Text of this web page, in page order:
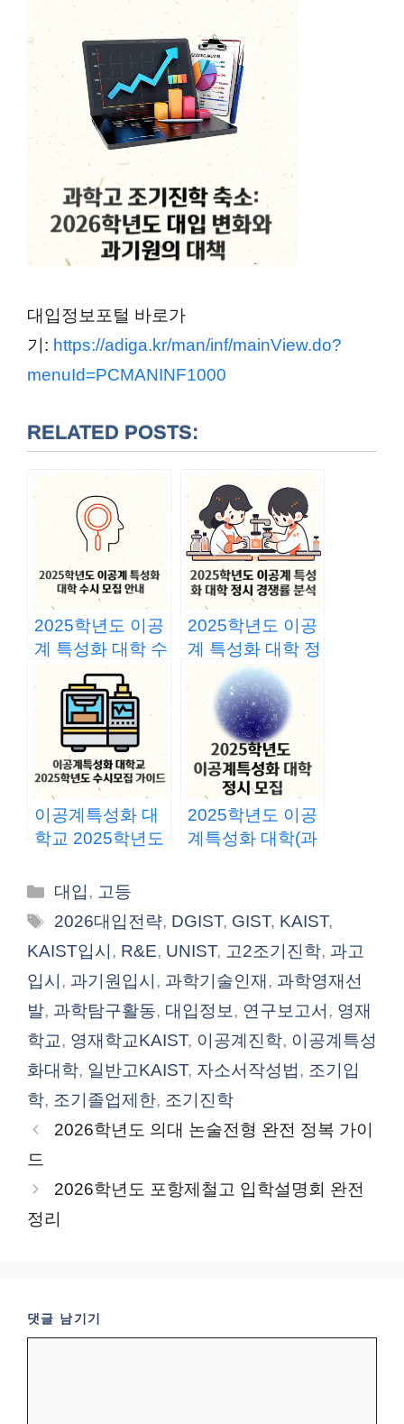
대입정보포털 바로가
기: https://adiga.kr/man/inf/mainView.do?
menuId=PCMANINF1000
RELATED POSTS:
2025학년도 이공
계 특성화 대학 수
시 모집 안내
2025학년도 이공
계 특성화 대학 정
시 경쟁률 분석
이공계특성화 대
학교 2025학년도
2025학년도 이공
계특성화 대학(과
카
테
대입, 고등
태
그
2026대입전략, DGIST, GIST, KAIST,
KAIST입시 , R&E, UNIST, 고2조기진학, 과고
입시 , 과기원입시 , 과학기술인재 , 과학영재선
발, 과학탐구활동, 대입정보, 연구보고서 , 영재
학교, 영재학교KAIST, 이공계진학, 이공계특성
화대학, 일반고KAIST, 자소서작성법, 조기입
학, 조기졸업제한, 조기진학
2026학년도 의대 논술전형 완전 정복 가이
드
2026학년도 포항제철고 입학설명회 완전
정리
댓글 남기기